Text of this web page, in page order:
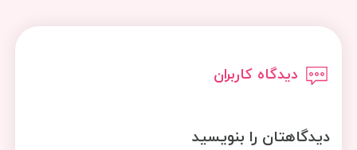
دیدگاه کاربران
دیدگاهتان را بنویسید